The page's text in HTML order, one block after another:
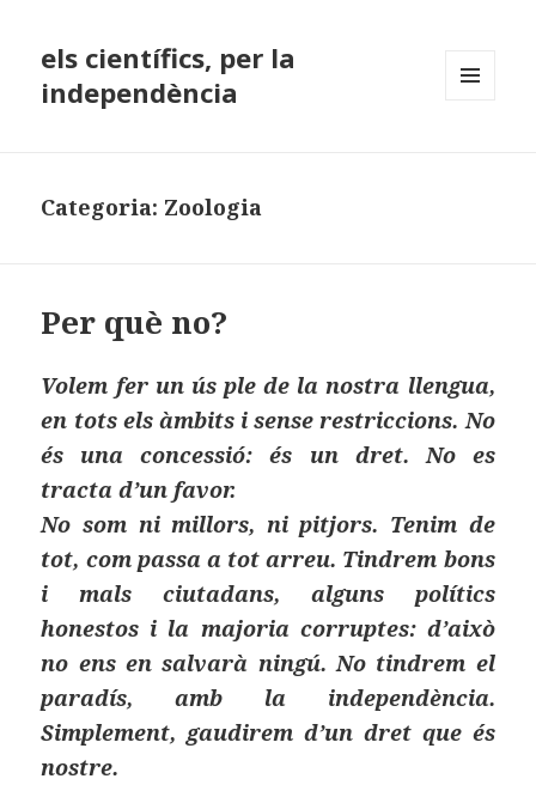
els científics, per la
independència
Categoria: Zoologia
Per què no?
Volem fer un ús ple de la nostra llengua,
en tots els àmbits i sense restriccions. No
és una concessió: és un dret. No es
tracta d’un favor.
No som ni millors, ni pitjors. Tenim de
tot, com passa a tot arreu. Tindrem bons
i mals ciutadans, alguns polítics
honestos i la majoria corruptes: d’això
no ens en salvarà ningú. No tindrem el
paradís, amb la independència.
Simplement, gaudirem d’un dret que és
nostre.